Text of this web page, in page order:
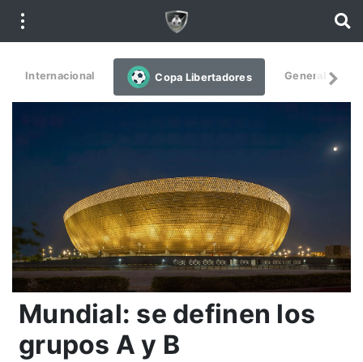
Internacional Copa Libertadores General
Mundial: se definen los
grupos A y B